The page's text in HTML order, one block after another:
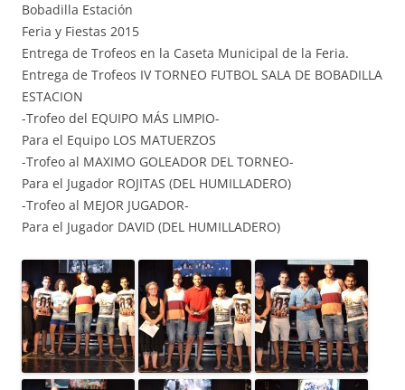
Bobadilla Estación
Feria y Fiestas 2015
Entrega de Trofeos en la Caseta Municipal de la Feria.
Entrega de Trofeos IV TORNEO FUTBOL SALA DE BOBADILLA
ESTACION
-Trofeo del EQUIPO MÁS LIMPIO-
Para el Equipo LOS MATUERZOS
-Trofeo al MAXIMO GOLEADOR DEL TORNEO-
Para el Jugador ROJITAS (DEL HUMILLADERO)
-Trofeo al MEJOR JUGADOR-
Para el Jugador DAVID (DEL HUMILLADERO)